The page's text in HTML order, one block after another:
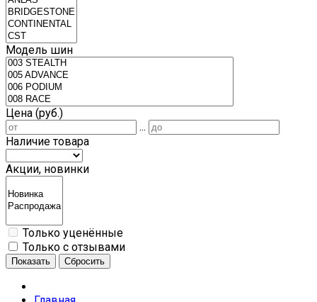
Модель шин
Цена (руб.)
...
Наличие товара
Акции, новинки
Только уценённые
Только с отзывами
Показать Сбросить